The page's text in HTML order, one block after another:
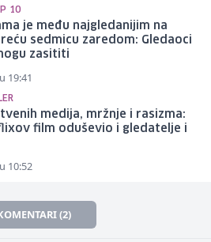
10
je među najgledanijim na
sedmicu zaredom: Gledaoci
zasititi
19:41
medija, mržnje i rasizma:
film oduševio i gledatelje i
10:52
(2)